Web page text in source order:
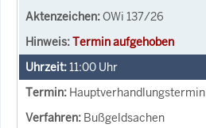
OWi 137/26
Termin aufgehoben
11:00 Uhr
Hauptverhandlungstermin
Bußgeldsachen